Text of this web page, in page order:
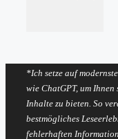
*Ich setze auf
wie ChatGPT, um
Inhalte zu bieten. So
bestmögliches
fehlerhaften